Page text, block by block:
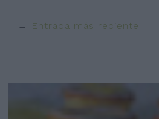
Entrada más reciente